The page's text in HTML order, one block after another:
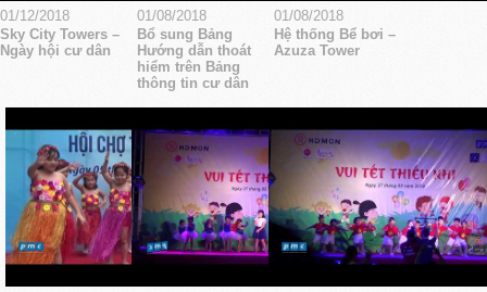
01/12/2018
Sky City Towers –
Ngày hội cư dân
01/08/2018
Bổ sung Bảng
Hướng dẫn thoát
hiểm trên Bảng
thông tin cư dân
01/08/2018
Hệ thống Bể bơi –
Azuza Tower